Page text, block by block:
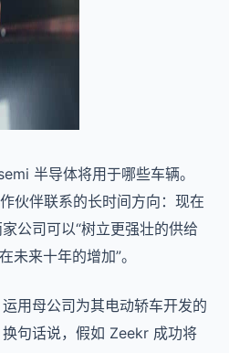
半导体将用于哪些车辆。
伙伴联系的长时间方向：现在
公司可以“树立更强壮的供给
未来十年的增加”。
用母公司为其电动轿车开发的
句话说，假如 Zeekr 成功将